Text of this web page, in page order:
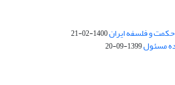
و فلسفه ایران1400-02-21
1399-09-20